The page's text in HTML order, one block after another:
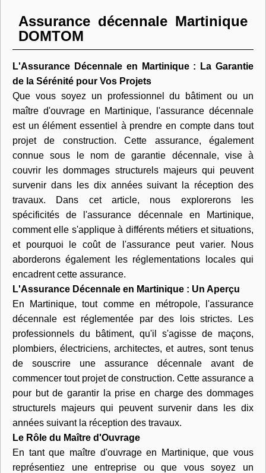
Assurance décennale Martinique
DOMTOM
L'Assurance Décennale en Martinique : La Garantie
de la Sérénité pour Vos Projets
Que vous soyez un professionnel du bâtiment ou un
maître d'ouvrage en Martinique, l'assurance décennale
est un élément essentiel à prendre en compte dans tout
projet de construction. Cette assurance, également
connue sous le nom de garantie décennale, vise à
couvrir les dommages structurels majeurs qui peuvent
survenir dans les dix années suivant la réception des
travaux. Dans cet article, nous explorerons les
spécificités de l'assurance décennale en Martinique,
comment elle s'applique à différents métiers et situations,
et pourquoi le coût de l'assurance peut varier. Nous
aborderons également les réglementations locales qui
encadrent cette assurance.
L'Assurance Décennale en Martinique : Un Aperçu
En Martinique, tout comme en métropole, l'assurance
décennale est réglementée par des lois strictes. Les
professionnels du bâtiment, qu'il s'agisse de maçons,
plombiers, électriciens, architectes, et autres, sont tenus
de souscrire une assurance décennale avant de
commencer tout projet de construction. Cette assurance a
pour but de garantir la prise en charge des dommages
structurels majeurs qui peuvent survenir dans les dix
années suivant la réception des travaux.
Le Rôle du Maître d'Ouvrage
En tant que maître d'ouvrage en Martinique, que vous
représentiez une entreprise ou que vous soyez un